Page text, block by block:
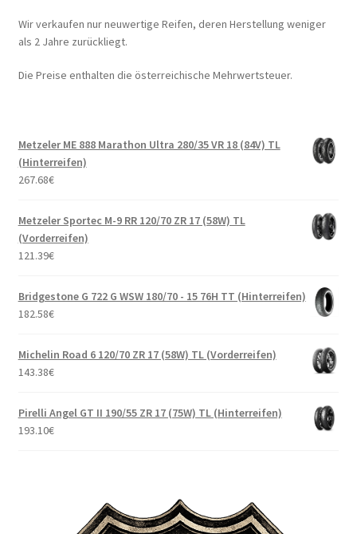
Wir verkaufen nur neuwertige Reifen, deren Herstellung weniger
als 2 Jahre zurückliegt.
Die Preise enthalten die österreichische Mehrwertsteuer.
Metzeler ME 888 Marathon Ultra 280/35 VR 18 (84V) TL
(Hinterreifen)
267.68€
Metzeler Sportec M-9 RR 120/70 ZR 17 (58W) TL
(Vorderreifen)
121.39€
Bridgestone G 722 G WSW 180/70 - 15 76H TT (Hinterreifen)
182.58€
Michelin Road 6 120/70 ZR 17 (58W) TL (Vorderreifen)
143.38€
Pirelli Angel GT II 190/55 ZR 17 (75W) TL (Hinterreifen)
193.10€